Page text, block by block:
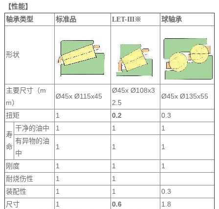
【性能】
轴承类型
标准品 LET-III※ 球轴承
形状
主要尺寸（m
m）
Ø45x Ø115x45
Ø45x Ø108x3
2.5
Ø45x Ø135x55
扭矩 1 0.2 0.3
寿
命
干净的油中 1 1
1
有异物的油
中
1 1 1
刚度 1 1
1
耐烧伤性
1
1
装配性
1 1
0.3
尺寸
1 0.6 1.8